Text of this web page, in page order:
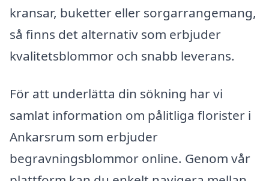
kransar, buketter eller sorgarrangemang,
så finns det alternativ som erbjuder
kvalitetsblommor och snabb leverans.
För att underlätta din sökning har vi
samlat information om pålitliga florister i
Ankarsrum som erbjuder
begravningsblommor online. Genom vår